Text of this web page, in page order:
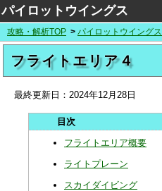
パイロットウイングス
攻略・解析TOP パイロットウイングス
フライトエリア４
最終更新日： 2024年12月28日
フライトエリア概要
ライトプレーン
スカイダイビング